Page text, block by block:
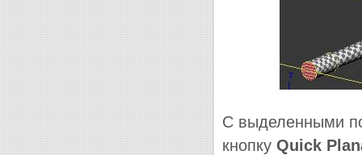
С выделенными
кнопку Quick